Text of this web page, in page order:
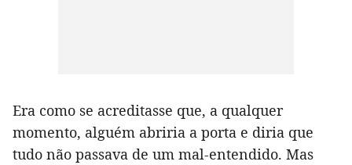
Era como se acreditasse que, a qualquer
momento, alguém abriria a porta e diria que
tudo não passava de um mal-entendido. Mas